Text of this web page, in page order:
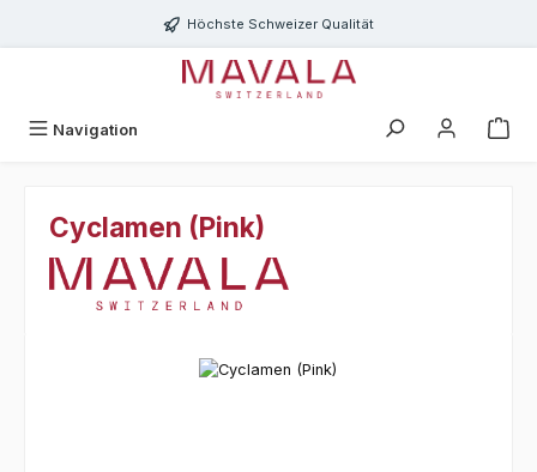
Zum Hauptinhalt springenHöchste Schweizer Qualität
Navigation
Cyclamen (Pink)
Bildergalerie überspringen